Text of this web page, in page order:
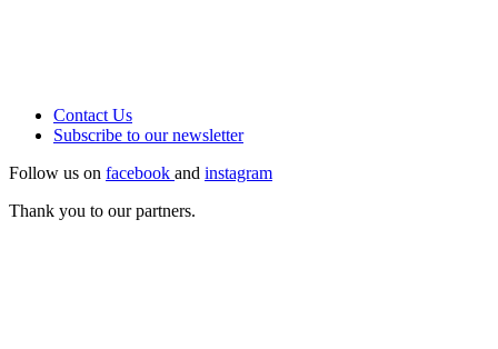
Contact Us
Subscribe to ournewsletter
Follow us on facebook and instagram
Thank you to our partners.